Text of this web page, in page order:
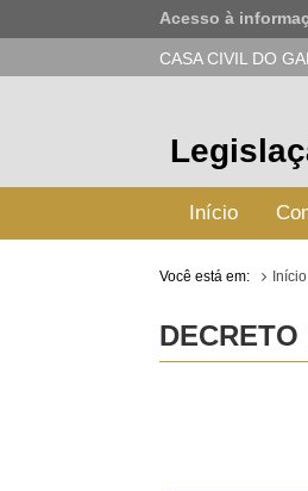
Acesso à
CASA CIVIL DO
Início
Você está em: Início
DECRETO